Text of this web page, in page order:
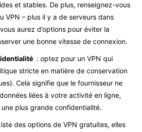
et stables. De plus, renseignez-vous
VPN – plus il y a de serveurs dans
aurez d’options pour éviter la
une bonne vitesse de connexion.
: optez pour un VPN qui
stricte en matière de conservation
Cela signifie que le fournisseur ne
liées à votre activité en ligne,
plus grande confidentialité.
des options de VPN gratuites, elles